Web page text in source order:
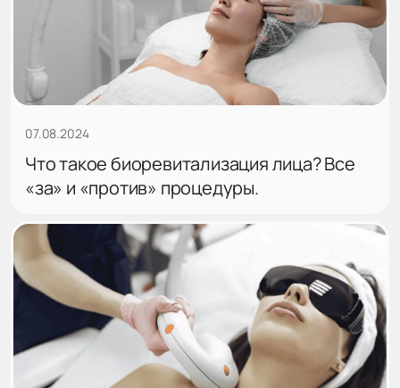
07.08.2024
Что такое биоревитализация лица? Все
«за» и «против» процедуры.